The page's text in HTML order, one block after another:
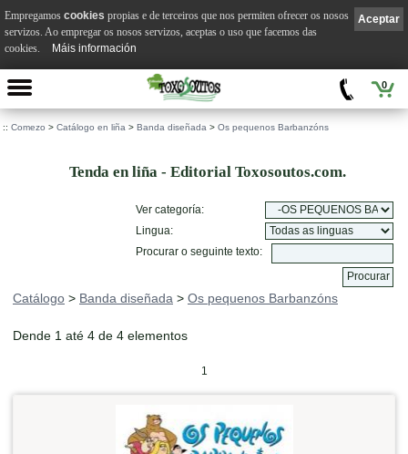
0
:: Comezo > Catálogo en liña > Banda diseñada > Os pequenos Barbanzóns
Tenda en liña - Editorial Toxosoutos.com.
Ver categoría:
Lingua:
Procurar o seguinte texto:
Catálogo > Banda diseñada > Os pequenos Barbanzóns
Dende 1 até 4 de 4 elementos
1
Aceptar
Empregamos cookies propias e de terceiros que nos permiten ofrecer os nosos
servizos. Ao empregar os nosos servizos, aceptas o uso que facemos das
cookies.
Máis información